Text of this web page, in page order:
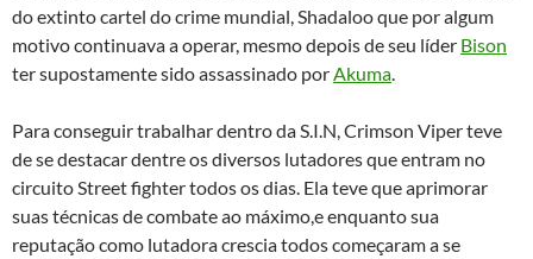
do extinto cartel do crime mundial, Shadaloo que por algum
motivo continuava a operar, mesmo depois de seu líder Bison
ter supostamente sido assassinado porAkuma.
Para conseguir trabalhar dentro da S.I.N, Crimson Viper teve
de se destacar dentre os diversos lutadores que entram no
circuito Street fighter todos os dias. Ela teve que aprimorar
suas técnicas de combate ao máximo,e enquanto sua
reputação como lutadora crescia todos começaram a se